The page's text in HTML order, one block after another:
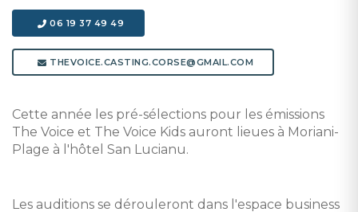
06 19 37 49 49
THEVOICE.CASTING.CORSE@GMAIL.COM
Cette année les pré-sélections pour les émissions
The Voice et The Voice Kids auront lieues à Moriani-
Plage à l'hôtel San Lucianu.
Les auditions se dérouleront dans l'espace business